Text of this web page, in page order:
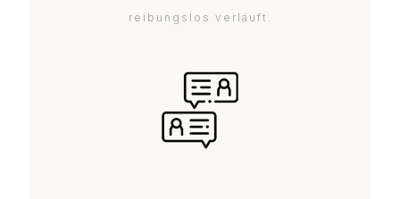
reibungslos verläuft.